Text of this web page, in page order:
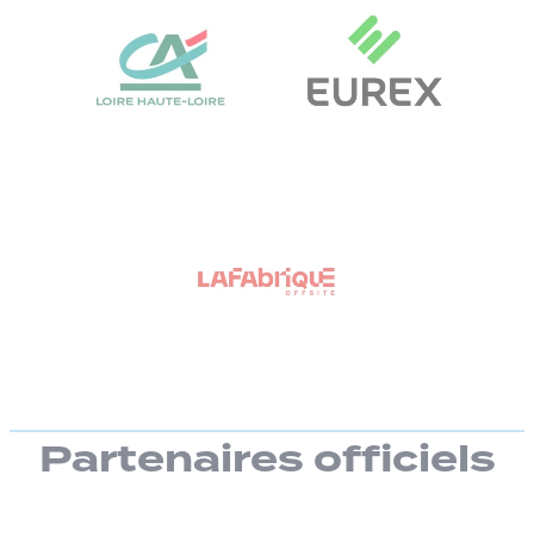
Partenaires officiels